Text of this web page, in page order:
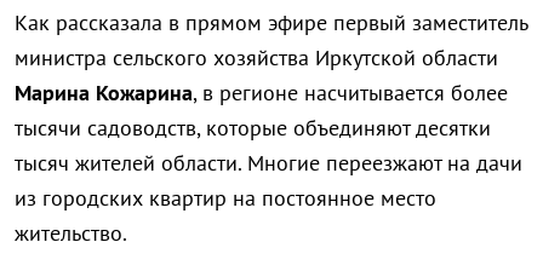
Как рассказала в прямом эфире первый заместитель
министра сельского хозяйства Иркутской области
Марина Кожарина, в регионе насчитывается более
тысячи садоводств, которые объединяют десятки
тысяч жителей области. Многие переезжают на дачи
из городских квартир на постоянное место
жительство.